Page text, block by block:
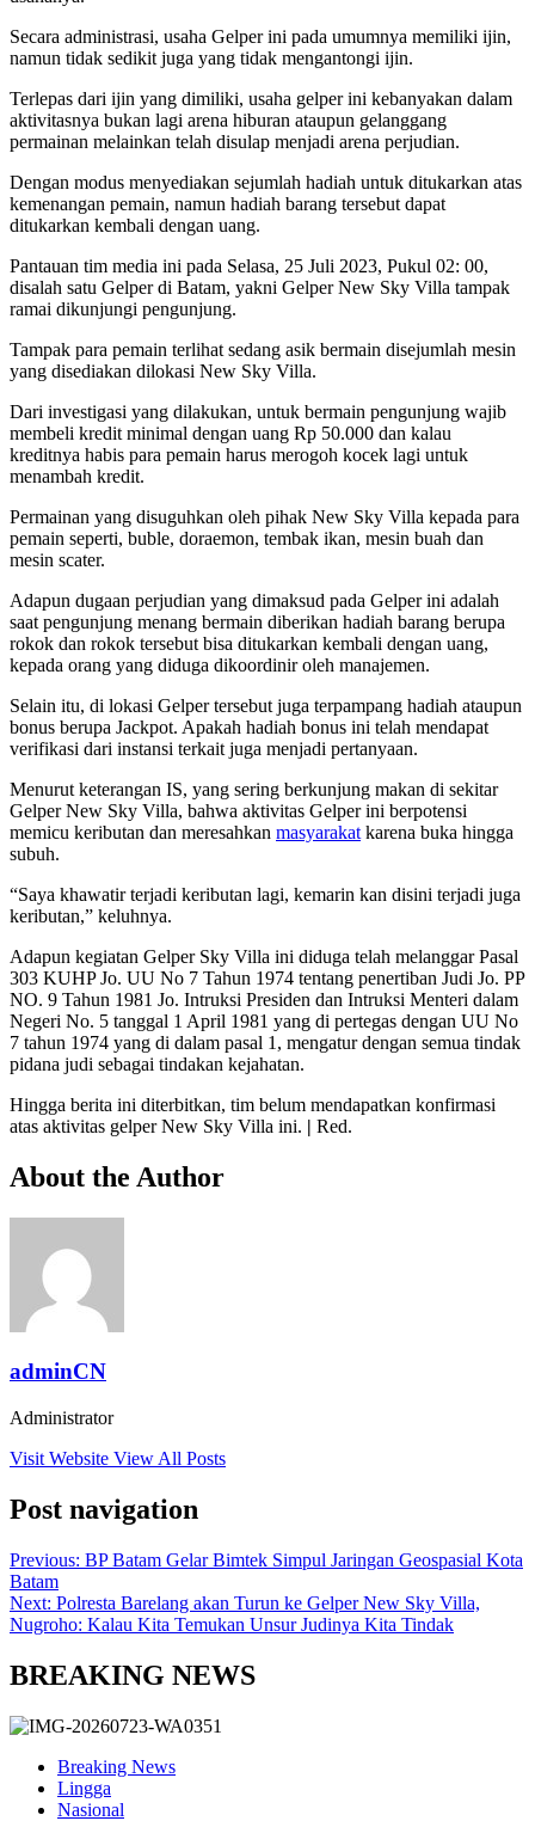
Secara administrasi, usaha Gelper ini pada umumnya memiliki ijin,
namun tidak sedikit juga yang tidak mengantongi ijin.
Terlepas dari ijin yang dimiliki, usaha gelper ini kebanyakan dalam
aktivitasnya bukan lagi arena hiburan ataupun gelanggang
permainan melainkan telah disulap menjadi arena perjudian.
Dengan modus menyediakan sejumlah hadiah untuk ditukarkan atas
kemenangan pemain, namun hadiah barang tersebut dapat
ditukarkan kembali dengan uang.
Pantauan tim media ini pada Selasa, 25 Juli 2023, Pukul 02: 00,
disalah satu Gelper di Batam, yakni Gelper New Sky Villa tampak
ramai dikunjungi pengunjung.
Tampak para pemain terlihat sedang asik bermain disejumlah mesin
yang disediakan dilokasi New Sky Villa.
Dari investigasi yang dilakukan, untuk bermain pengunjung wajib
membeli kredit minimal dengan uang Rp 50.000 dan kalau
kreditnya habis para pemain harus merogoh kocek lagi untuk
menambah kredit.
Permainan yang disuguhkan oleh pihak New Sky Villa kepada para
pemain seperti, buble, doraemon, tembak ikan, mesin buah dan
mesin scater.
Adapun dugaan perjudian yang dimaksud pada Gelper ini adalah
saat pengunjung menang bermain diberikan hadiah barang berupa
rokok dan rokok tersebut bisa ditukarkan kembali dengan uang,
kepada orang yang diduga dikoordinir oleh manajemen.
Selain itu, di lokasi Gelper tersebut juga terpampang hadiah ataupun
bonus berupa Jackpot. Apakah hadiah bonus ini telah mendapat
verifikasi dari instansi terkait juga menjadi pertanyaan.
Menurut keterangan IS, yang sering berkunjung makan di sekitar
Gelper New Sky Villa, bahwa aktivitas Gelper ini berpotensi
memicu keributan dan meresahkan masyarakat karena buka hingga
subuh.
“Saya khawatir terjadi keributan lagi, kemarin kan disini terjadi juga
keributan,” keluhnya.
Adapun kegiatan Gelper Sky Villa ini diduga telah melanggar Pasal
303 KUHP Jo. UU No 7 Tahun 1974 tentang penertiban Judi Jo. PP
NO. 9 Tahun 1981 Jo. Intruksi Presiden dan Intruksi Menteri dalam
Negeri No. 5 tanggal 1 April 1981 yang di pertegas dengan UU No
7 tahun 1974 yang di dalam pasal 1, mengatur dengan semua tindak
pidana judi sebagai tindakan kejahatan.
Hingga berita ini diterbitkan, tim belum mendapatkan konfirmasi
atas aktivitas gelper New Sky Villa ini. | Red.
About the Author
adminCN
Administrator
Visit Website View All Posts
Post navigation
Previous: BP Batam Gelar Bimtek Simpul Jaringan Geospasial Kota
Batam
Next: Polresta Barelang akan Turun ke Gelper New Sky Villa,
Nugroho: Kalau Kita Temukan Unsur Judinya Kita Tindak
BREAKING NEWS
Breaking News
Lingga
Nasional